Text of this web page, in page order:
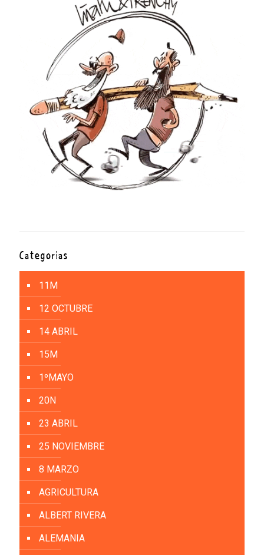
Categorías
11M
12 OCTUBRE
14 ABRIL
15M
1ºMAYO
20N
23 ABRIL
25 NOVIEMBRE
8 MARZO
AGRICULTURA
ALBERT RIVERA
ALEMANIA